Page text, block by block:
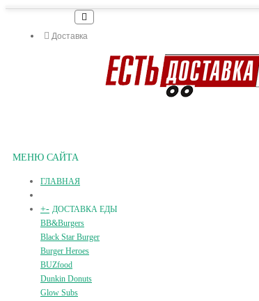
Доставка
МЕНЮ САЙТА
ГЛАВНАЯ
+- ДОСТАВКА ЕДЫ
BB&Burgers
Black Star Burger
Burger Heroes
BUZfood
Dunkin Donuts
Glow Subs